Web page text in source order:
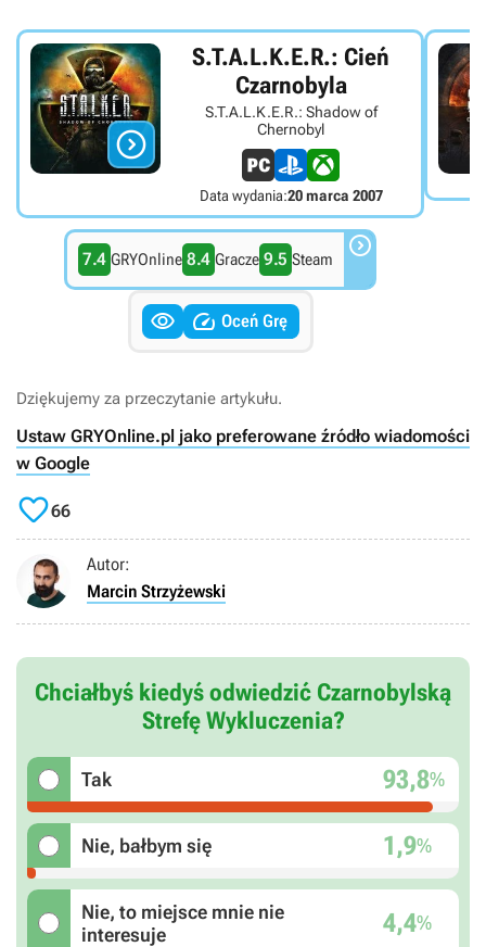

S.T.A.L.K.E.R.: Cień
Czarnobyla
S.T.A.L.K.E.R.: Shadow of
Chernobyl
Data wydania:20 marca 2007
7.4 GRYOnline 8.4 Gracze 9.5 Steam 
  Oceń Grę
Dziękujemy za przeczytanie artykułu.
Ustaw GRYOnline.pl jako preferowane źródło wiadomości
w Google
66
Autor:
Marcin Strzyżewski
Chciałbyś kiedyś odwiedzić Czarnobylską
Strefę Wykluczenia?
Tak 93,8%
Nie, bałbym się 1,9%
Nie, to miejsce mnie nie
interesuje
4,4%